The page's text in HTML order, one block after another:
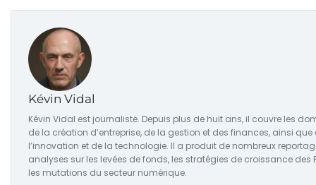
Kévin Vidal
Kévin Vidal est journaliste. Depuis plus de huit ans, il couvre les
de la création d’entreprise, de la gestion et des finances, ainsi que
l’innovation et de la technologie. Il a produit de nombreux
analyses sur les levées de fonds, les stratégies de croissance des
les mutations du secteur numérique.